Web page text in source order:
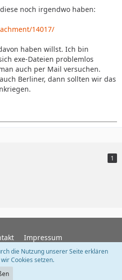
noch irgendwo haben:
14017/
haben willst. Ich bin
exe-Dateien problemlos
auch per Mail versuchen.
Berliner, dann sollten wir das
1
Impressum
die Nutzung unserer Seite erklären
Cookies setzen.